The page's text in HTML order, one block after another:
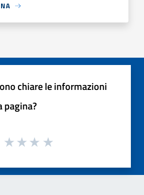
chiare le informazioni
pagina?